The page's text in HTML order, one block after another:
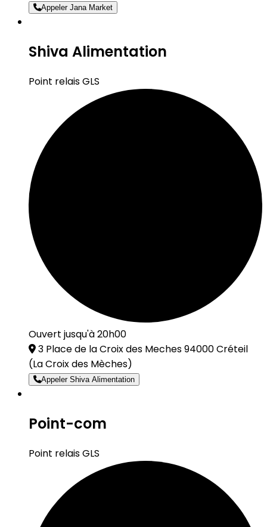
Appeler Jana Market
Shiva Alimentation
Point relais GLS
Ouvert jusqu'à 20h00
3 Place de la Croix des Meches 94000 Créteil
(La Croix des Mèches)
Appeler Shiva Alimentation
Point-com
Point relais GLS